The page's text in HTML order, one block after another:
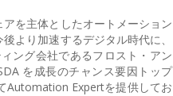
を主体としたオートメーション
より加速するデジタル時代に、
ング会社であるフロスト・アン
を成長のチャンス要因トップ
Automation Expertを提供してお